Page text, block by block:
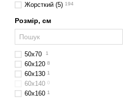
Жорсткий (5) 194
Розмір, см
50х70 1
60x120 8
60х130 1
60x140 0
60х160 1